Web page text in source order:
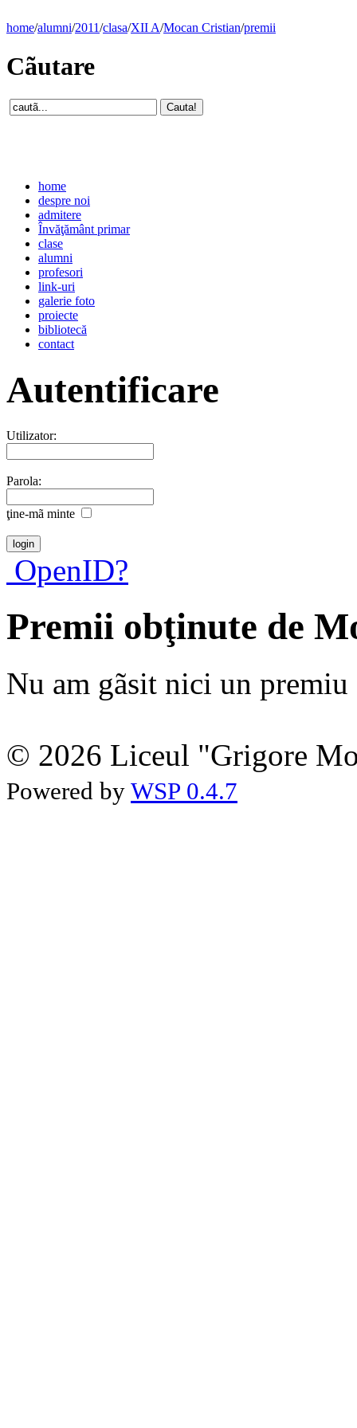
home/alumni/2011/clasa/XII A/Mocan Cristian/premii
Cãutare
home
despre noi
admitere
Învăţământ primar
clase
alumni
profesori
link-uri
galerie foto
proiecte
bibliotecă
contact
Autentificare
Utilizator:
Parola:
ţine-mã minte
OpenID?
Premii obţinute de
Nu am gãsit nici un premiu
© 2026 Liceul "Grigore
Powered by WSP 0.4.7